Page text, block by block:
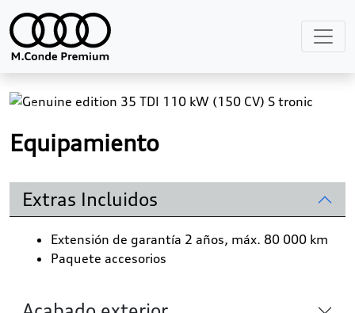
Previous
Equipamiento
Extras Incluidos
Extensión de garantía 2 años, máx. 80 000 km
Paquete accesorios